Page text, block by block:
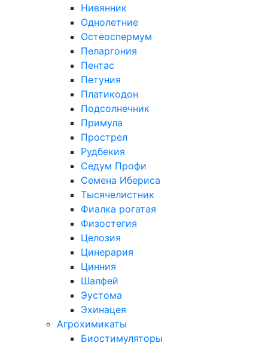
Нивянник
Однолетние
Остеоспермум
Пеларгония
Пентас
Петуния
Платикодон
Подсолнечник
Примула
Прострел
Рудбекия
Седум Профи
Семена Ибериса
Тысячелистник
Фиалка рогатая
Физостегия
Целозия
Цинерария
Цинния
Шалфей
Эустома
Эхинацея
Агрохимикаты
Биостимуляторы